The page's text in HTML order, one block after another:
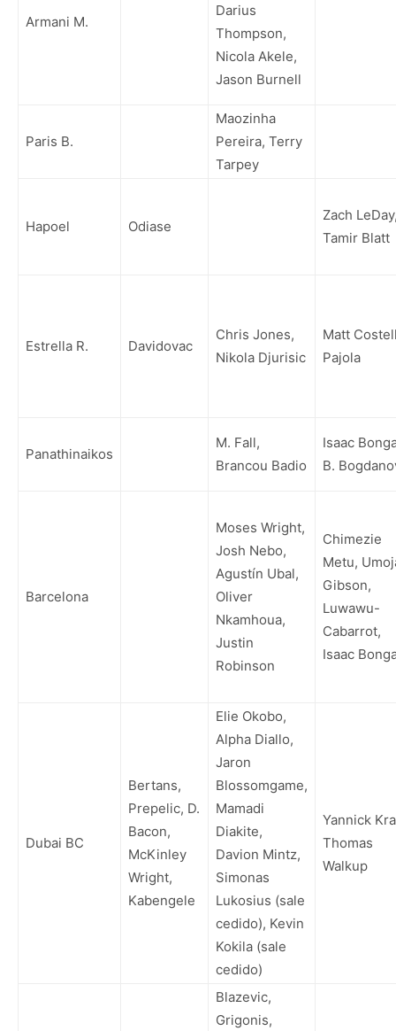
Armani M.
Darius
Thompson,
Nicola Akele,
Jason Burnell
Paris B.
Maozinha
Pereira, Terry
Tarpey
Hapoel Odiase
Zach
Tamir Blatt
Estrella R. Davidovac
Chris Jones,
Nikola Djurisic
Matt
Pajola
Panathinaikos
M. Fall,
Brancou Badio
Isaac
B.
Barcelona
Moses Wright,
Josh Nebo,
Agustín Ubal,
Oliver
Nkamhoua,
Justin
Robinson
Chimezie
Metu,
Gibson,
Luwawu-
Cabarrot,
Isaac
Dubai BC
Bertans,
Prepelic, D.
Bacon,
McKinley
Wright,
Kabengele
Elie Okobo,
Alpha Diallo,
Jaron
Blossomgame,
Mamadi
Diakite,
Davion Mintz,
Simonas
Lukosius (sale
cedido), Kevin
Kokila (sale
cedido)
Yannick
Thomas
Walkup
Blazevic,
Grigonis,